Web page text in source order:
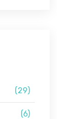
(29)
(6)